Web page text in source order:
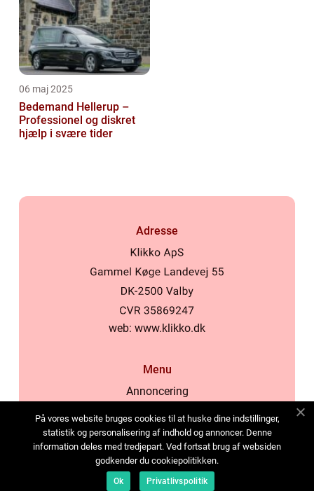
06 maj 2025
Bedemand Hellerup –
Professionel og diskret
hjælp i svære tider
Adresse
web: www.klikko.dk
Menu
Annoncering
Cookies
Kontakt os
Sitemap
På vores website bruges cookies til at huske dine indstillinger,
statistik og personalisering af indhold og annoncer. Denne
information deles med tredjepart. Ved fortsat brug af websiden
godkender du cookiepolitikken.
Ok Privatlivspolitik